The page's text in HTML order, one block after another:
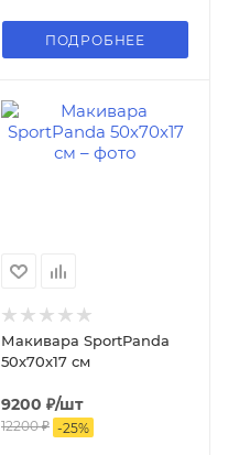
ПОДРОБНЕЕ
Макивара SportPanda
50х70x17 см
9200 ₽/шт
12200₽ -25%